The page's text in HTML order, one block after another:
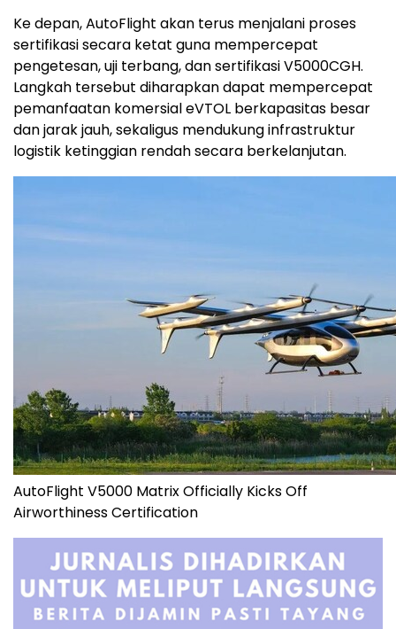
Ke depan, AutoFlight akan terus menjalani proses
sertifikasi secara ketat guna mempercepat
pengetesan, uji terbang, dan sertifikasi V5000CGH.
Langkah tersebut diharapkan dapat mempercepat
pemanfaatan komersial eVTOL berkapasitas besar
dan jarak jauh, sekaligus mendukung infrastruktur
logistik ketinggian rendah secara berkelanjutan.
AutoFlight V5000 Matrix Officially Kicks Off
Airworthiness Certification